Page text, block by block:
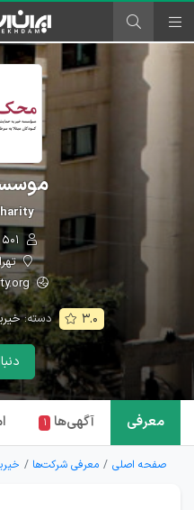
mahak-charity.org
۳.۰ دسته:
معرفی آگهی‌ها ۱
صفحه اصلی معرفی شرکت‌ها